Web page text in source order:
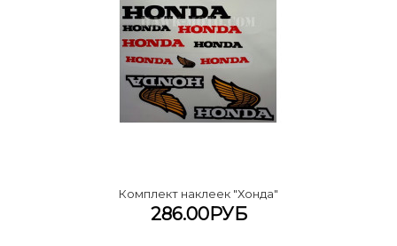
Комплект наклеек "Хонда"
286.00РУБ